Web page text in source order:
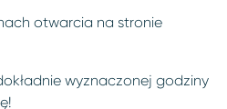
otwarcia na stronie
wyznaczonej godziny